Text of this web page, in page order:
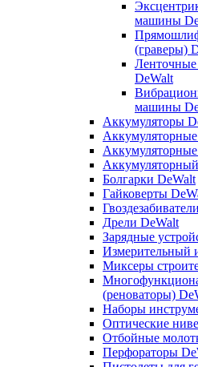
машины
(граверы)
DeWalt
машины
Аккумуляторы
Болгарки DeWalt
Гайковерты
Дрели DeWalt
Зарядные
Измерительный
Миксеры
(реноваторы)
Наборы
Оптические
Отбойные
Перфораторы